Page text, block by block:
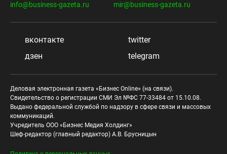
info@business-gazeta.ru
mir@business-gazeta.ru
вконтакте
twitter
дзен
telegram
Деловая электронная газета «Бизнес Online» (на связи).
Свидетельство о регистрации СМИ Эл №ФС 77-33484 от 15.10.08.
Выдано федеральной службой по надзору в сфере связи и массовых
коммуникаций.
Учредитель ООО «Бизнес Медия Холдинг»
Шеф-редактор (главный редактор) А.В. Брусницын